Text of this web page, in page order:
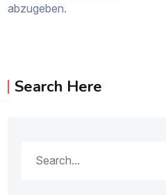
abzugeben.
Search Here